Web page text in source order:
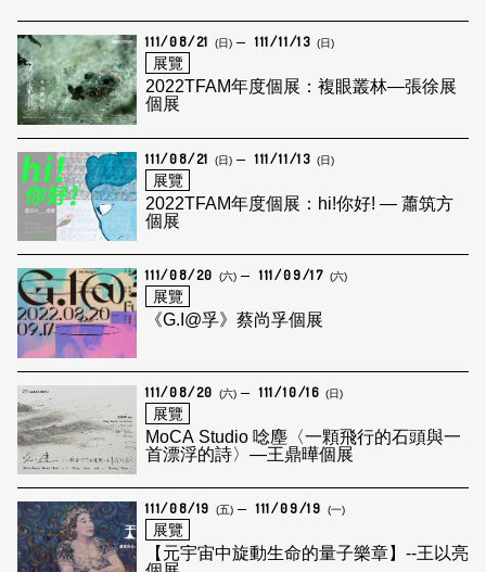
111/08/21 (日) 111/11/13 (日)
展覽
2022TFAM年度個展：複眼叢林—張徐展
個展
111/08/21 (日) 111/11/13 (日)
展覽
2022TFAM年度個展：hi!你好! — 蕭筑方
個展
111/08/20 (六) 111/09/17 (六)
展覽
《G.I@孚》蔡尚孚個展
111/08/20 (六) 111/10/16 (日)
展覽
MoCA Studio 唸塵〈一顆飛行的石頭與一
首漂浮的詩〉—王鼎曄個展
111/08/19 (五) 111/09/19 (一)
展覽
【元宇宙中旋動生命的量子樂章】--王以亮